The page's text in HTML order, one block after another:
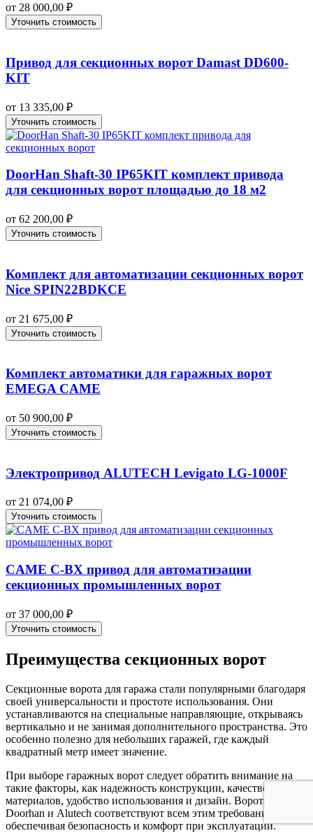
от 28 000,00 ₽
Уточнить стоимость
Привод для секционных ворот Damast DD600-
KIT
от 13 335,00 ₽
Уточнить стоимость
DoorHan Shaft-30 IP65KIT комплект привода
для секционных ворот площадью до 18 м2
от 62 200,00 ₽
Уточнить стоимость
Комплект для автоматизации секционных ворот
Nice SPIN22BDKCE
от 21 675,00 ₽
Уточнить стоимость
Комплект автоматики для гаражных ворот
EMEGA CAME
от 50 900,00 ₽
Уточнить стоимость
Электропривод ALUTECH Levigato LG-1000F
от 21 074,00 ₽
Уточнить стоимость
CAME C-BX привод для автоматизации
секционных промышленных ворот
от 37 000,00 ₽
Уточнить стоимость
Преимущества секционных ворот
Секционные ворота для гаража стали популярными благодаря
своей универсальности и простоте использования. Они
устанавливаются на специальные направляющие, открываясь
вертикально и не занимая дополнительного пространства. Это
особенно полезно для небольших гаражей, где каждый
квадратный метр имеет значение.
При выборе гаражных ворот следует обратить внимание на
такие факторы, как надежность конструкции, качество
материалов, удобство использования и дизайн. Ворота
Doorhan и Alutech соответствуют всем этим требованиям,
обеспечивая безопасность и комфорт при эксплуатации.